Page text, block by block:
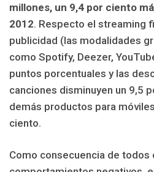
millones, un 9,4 por ciento
2012. Respecto el streaming
publicidad (las modalidades
como Spotify, Deezer,
puntos porcentuales y las
canciones disminuyen un 9,5
demás productos para
ciento.
Como consecuencia de todos